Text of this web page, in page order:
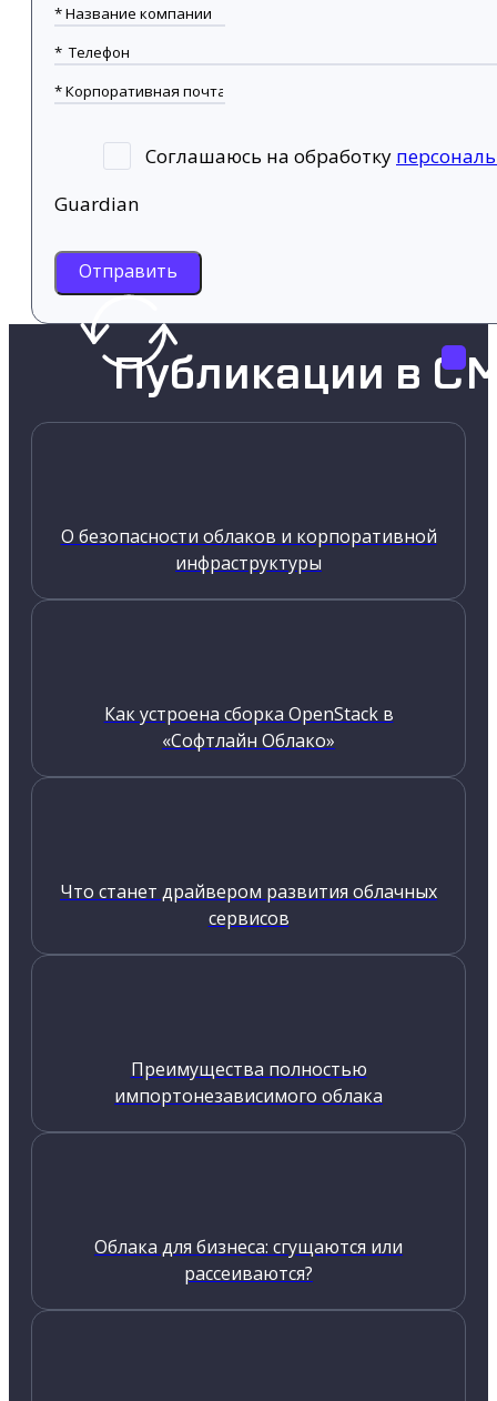
Соглашаюсь на обработку
Guardian
Отправить
Публикации в
О безопасности облаков и корпоративной
инфраструктуры
Как устроена сборка OpenStack в
«Софтлайн Облако»
Что станет драйвером развития облачных
сервисов
Преимущества полностью
импортонезависимого облака
Облака для бизнеса: сгущаются или
рассеиваются?